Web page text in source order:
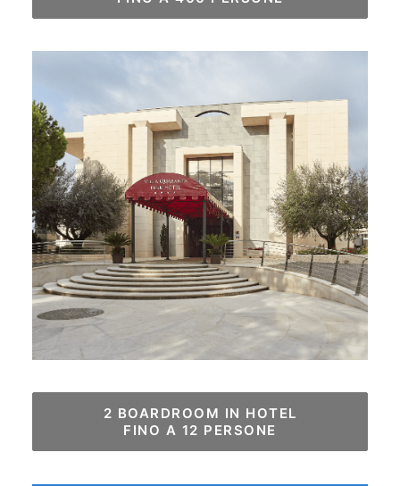
2 BOARDROOM IN HOTEL
FINO A 12 PERSONE